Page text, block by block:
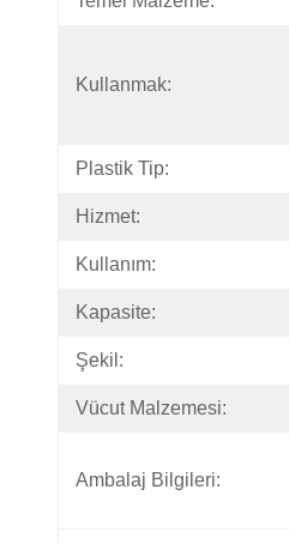
Kullanmak:
Plastik Tip:
Hizmet:
Kullanım:
Kapasite:
Şekil:
Vücut Malzemesi:
Ambalaj Bilgileri: